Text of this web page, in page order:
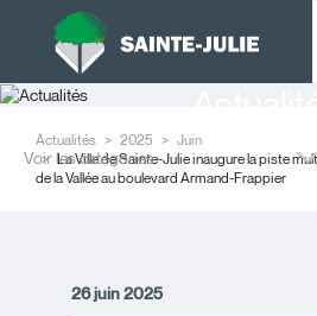
Actualités 2025
Juin
La Ville de Sainte-Julie inaugure la piste
de la Vallée au boulevard Armand-Frappier
Voir les catégories
26 juin 2025